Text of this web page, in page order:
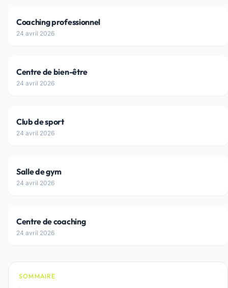
Coaching professionnel
24 avril 2026
Centre de bien-être
24 avril 2026
Club de sport
24 avril 2026
Salle de gym
24 avril 2026
Centre de coaching
24 avril 2026
SOMMAIRE